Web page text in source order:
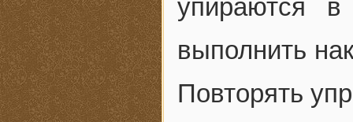
упираются
выполнить
Повторять